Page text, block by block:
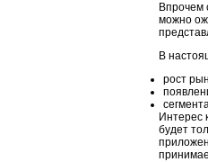
Впрочем
можно
В
рост
Интерес
будет